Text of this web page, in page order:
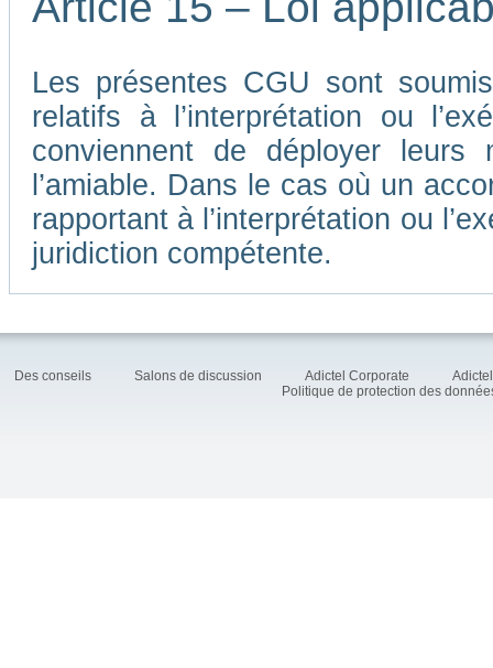
Les présentes CGU sont
relatifs à l’interprétation ou
conviennent de déployer
l’amiable. Dans le cas où un
rapportant à l’interprétation ou
juridiction compétente.
Des conseils Salons de discussion Adictel Corporate
Politique de protection des